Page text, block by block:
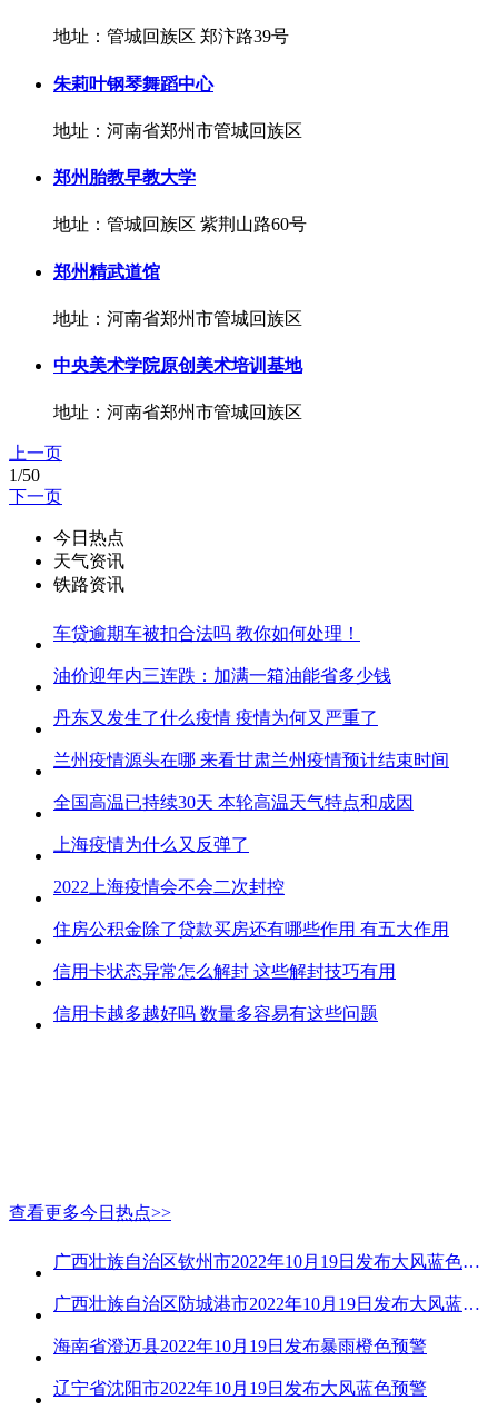
地址：管城回族区 郑汴路39号
朱莉叶钢琴舞蹈中心
地址：河南省郑州市管城回族区
郑州胎教早教大学
地址：管城回族区 紫荆山路60号
郑州精武道馆
地址：河南省郑州市管城回族区
中央美术学院原创美术培训基地
地址：河南省郑州市管城回族区
上一页
1/50
下一页
今日热点
天气资讯
铁路资讯
车贷逾期车被扣合法吗 教你如何处理！
油价迎年内三连跌：加满一箱油能省多少钱
丹东又发生了什么疫情 疫情为何又严重了
兰州疫情源头在哪 来看甘肃兰州疫情预计结束时间
全国高温已持续30天 本轮高温天气特点和成因
上海疫情为什么又反弹了
2022上海疫情会不会二次封控
住房公积金除了贷款买房还有哪些作用 有五大作用
信用卡状态异常怎么解封 这些解封技巧有用
信用卡越多越好吗 数量多容易有这些问题
查看更多今日热点>>
广西壮族自治区钦州市2022年10月19日发布大风蓝色预警
广西壮族自治区防城港市2022年10月19日发布大风蓝色预警
海南省澄迈县2022年10月19日发布暴雨橙色预警
辽宁省沈阳市2022年10月19日发布大风蓝色预警